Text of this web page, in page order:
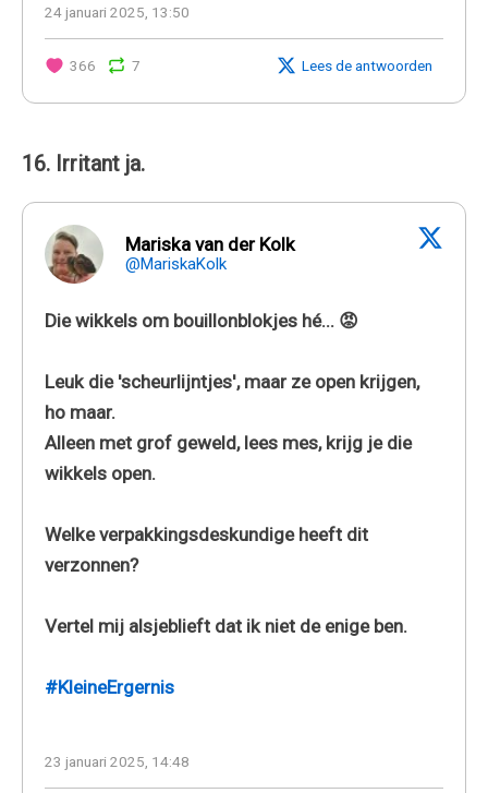
24 januari 2025, 13:50
366 7 Lees de antwoorden
16. Irritant ja.
Mariska van der Kolk
@MariskaKolk
Die wikkels om bouillonblokjes hé... 😡
Leuk die 'scheurlijntjes', maar ze open krijgen,
ho maar.
Alleen met grof geweld, lees mes, krijg je die
wikkels open.
Welke verpakkingsdeskundige heeft dit
verzonnen?
Vertel mij alsjeblieft dat ik niet de enige ben.
#KleineErgernis
23 januari 2025, 14:48